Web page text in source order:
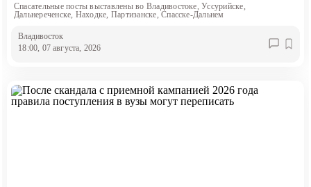
Спасательные посты выставлены во Владивостоке, Уссурийске,
Дальнереченске, Находке, Партизанске, Спасске-Дальнем
Владивосток
18:00, 07 августа, 2026